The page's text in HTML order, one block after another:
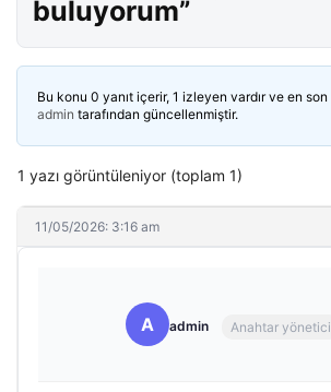
buluyorum”
Bu konu 0 yanıt içerir, 1 izleyen vardır ve en son
admin tarafından güncellenmiştir.
1 yazı görüntüleniyor (toplam 1)
11/05/2026: 3:16 am
A admin Anahtar yönetici